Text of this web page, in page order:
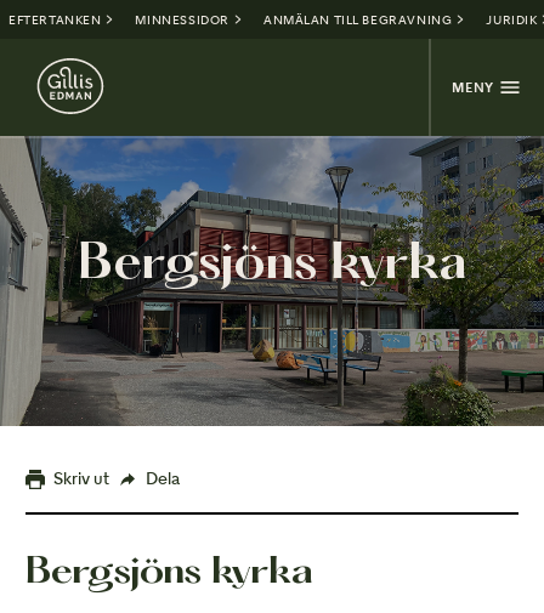
EFTERTANKEN MINNESSIDOR ANMÄLAN TILL BEGRAVNING JURIDIK
MENY
Bergsjöns kyrka
Skriv ut Dela
Bergsjöns kyrka